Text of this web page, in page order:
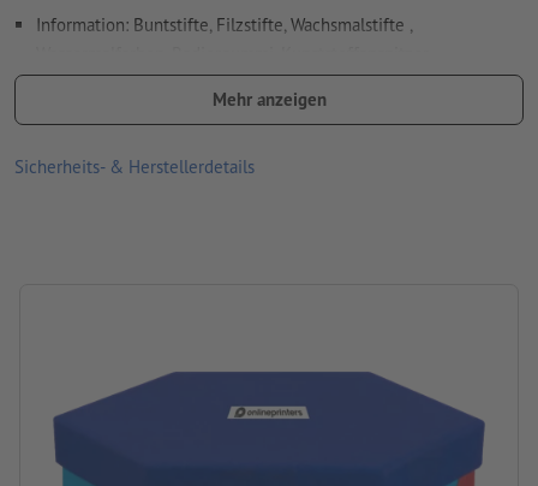
Information: Buntstifte, Filzstifte, Wachsmalstifte ,
Büroklammer
Größe: B 17,5 x H 10 cm
Material: Holz, Kunststoff, Pappe, Wachs
Mehr anzeigen
Sicherheits- & Herstellerdetails